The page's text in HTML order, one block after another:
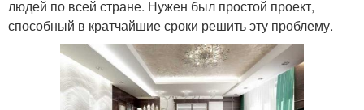
людей по всей стране. Нужен был простой проект,
способный в кратчайшие сроки решить эту проблему.